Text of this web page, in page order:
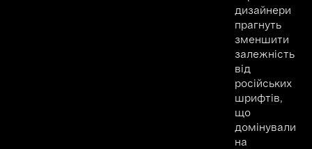
дизайнери
прагнуть
зменшити
залежність
від
російських
шрифтів,
що
домінували
на